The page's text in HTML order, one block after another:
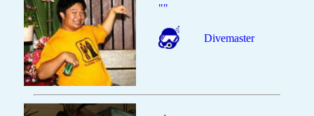
""
Divemaster